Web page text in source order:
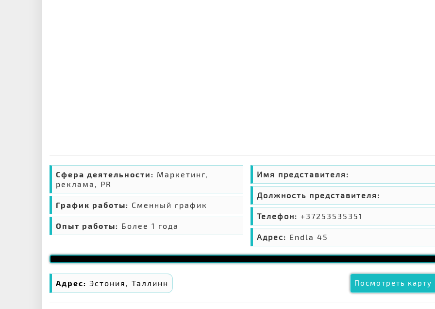
Сфера деятельности: Маркетинг,
реклама, PR
График работы: Сменный график
Опыт работы: Более 1 года
Имя представителя:
Должность представителя:
Телефон: +37253535351
Адрес: Endla 45
Адрес: Эстония, Таллинн Посмотреть карту